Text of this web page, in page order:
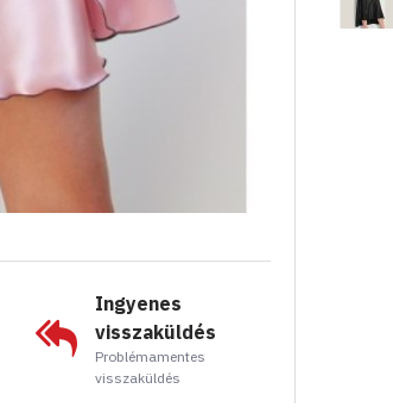
Ingyenes
visszaküldés
Problémamentes
visszaküldés